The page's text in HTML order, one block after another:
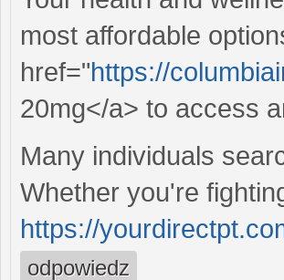
most affordable
href="https://
20mg</a> to access
Many individuals
Whether you're
https://
odpowiedz